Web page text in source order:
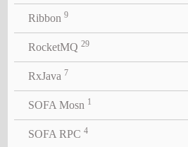
Ribbon 9
RocketMQ 29
RxJava 7
SOFA Mosn 1
SOFA RPC 4